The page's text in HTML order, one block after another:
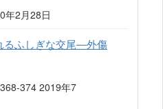
年2月28日
るふしぎな交尾―外傷
374 2019年7